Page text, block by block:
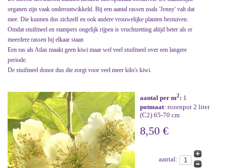
organen zijn vaak onderontwikkeld. Bij een aantal rassen zoals 'Jenny' valt dat
mee. Die kunnen dus zichzelf en ook andere vrouwelijke planten bestuiven.
Omdat stuifmeel en stampers ongelijk rijpen is vruchtzetting altijd beter als er
meerdere rassen bij elkaar staan
Een ras als Atlas maakt geen kiwi maar wel veel stuifmeel over een langere
periode.
De stuifmeel donor dus die zorgt voor veel meer kilo's kiwi.
aantal per m2: 1
potmaat: rozenpot 2 liter
(C2) 65-70 cm
8,50 €
aantal: